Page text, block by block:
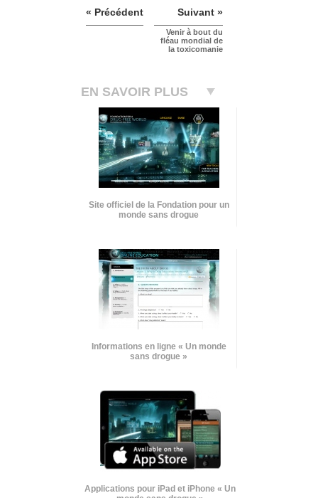
« Précédent Suivant »
Venir à bout du
fléau mondial de
la toxicomanie
EN SAVOIR PLUS
Site officiel de la Fondation pour un
monde sans drogue
Informations en ligne « Un monde
sans drogue »
Applications pour iPad et iPhone « Un